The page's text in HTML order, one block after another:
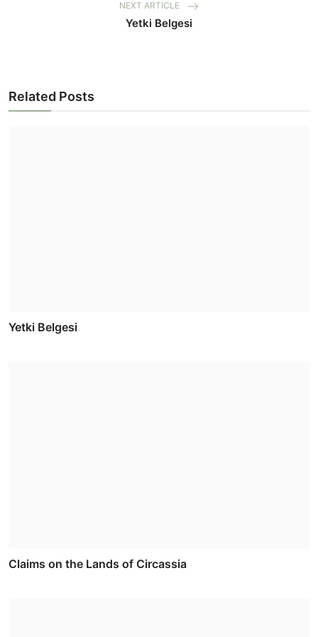
NEXT ARTICLE
Yetki Belgesi
Related Posts
Yetki Belgesi
Claims on the Lands of Circassia